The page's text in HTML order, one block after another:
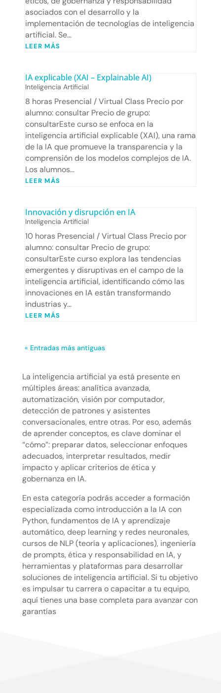
asociados con el desarrollo y la
implementación de tecnologías de inteligencia
artificial. Se...
LEER MÁS
IA explicable (XAI – Explainable AI)
Inteligencia Artificial
8 horas Presencial / Virtual Class Precio por
alumno: consultar Precio de grupo:
consultarEste curso se enfoca en la
inteligencia artificial explicable (XAI), una rama
de la IA que promueve la transparencia y la
comprensión de los modelos complejos de IA.
Los alumnos...
LEER MÁS
Innovación y disrupción en IA
Inteligencia Artificial
10 horas Presencial / Virtual Class Precio por
alumno: consultar Precio de grupo:
consultarEste curso explora las tendencias
emergentes y disruptivas en el campo de la
inteligencia artificial, identificando cómo las
innovaciones en IA están transformando
industrias y...
LEER MÁS
« Entradas más antiguas
La inteligencia artificial ya está presente en
múltiples áreas: analítica avanzada,
automatización, visión por computador,
detección de patrones y asistentes
conversacionales, entre otras. Por eso, además
de aprender conceptos, es clave dominar el
“cómo”: preparar datos, seleccionar enfoques
adecuados, interpretar resultados, medir
impacto y aplicar criterios de ética y
gobernanza en IA.
En esta categoría podrás acceder a formación
especializada como introducción a la IA con
Python, fundamentos de IA y aprendizaje
automático, deep learning y redes neuronales,
cursos de NLP (teoría y aplicaciones), ingeniería
de prompts, ética y responsabilidad en IA, y
herramientas y plataformas para desarrollar
soluciones de inteligencia artificial. Si tu objetivo
es impulsar tu carrera o capacitar a tu equipo,
aquí tienes una base completa para avanzar con
garantías